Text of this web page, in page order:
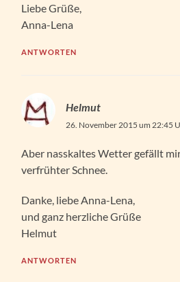
Liebe Grüße,
Anna-Lena
ANTWORTEN
Helmut
26. November 2015 um 22:45
Aber nasskaltes Wetter gefällt
verfrühter Schnee.
Danke, liebe Anna-Lena,
und ganz herzliche Grüße
Helmut
ANTWORTEN